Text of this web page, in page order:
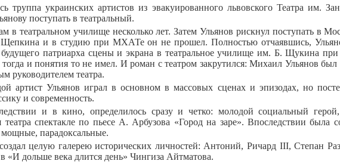
труппа украинских артистов из эвакуированного львовского Театра им.
поступать в театральный.
театральном училище несколько лет. Затем Ульянов рискнул поступать в
и в студию при МХАТе он не прошел. Полностью отчаявшись,
патриарха сцены и экрана в театральное училище им. Б. Щукина при
тогда и понятия то не имел. И роман с театром закрутился: Михаил Ульянов
руководителем театра.
артист Ульянов играл в основном в массовых сценах и эпизодах, но
и современность.
и в кино, определилось сразу и четко: молодой социальный
спектакле по пьесе А. Арбузова «Город на заре». Впоследствии была
парадоксальные.
целую галерею исторических личностей: Антоний, Ричард III, Степан
«И дольше века длится день» Чингиза Айтматова.